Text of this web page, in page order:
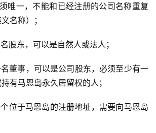
唯一，不能和已经注册的公司名称重复
名称）；
股东，可以是自然人或法人；
董事，可以是公司股东，必须至少有一
有马恩岛永久居留权的人；
位于马恩岛的注册地址，需要向马恩岛